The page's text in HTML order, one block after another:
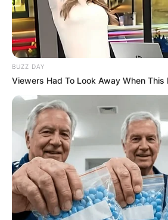
2026 Joint Wellness Assessment
JOINT CARE
BUZZ DAY
Viewers Had To Look Away When This